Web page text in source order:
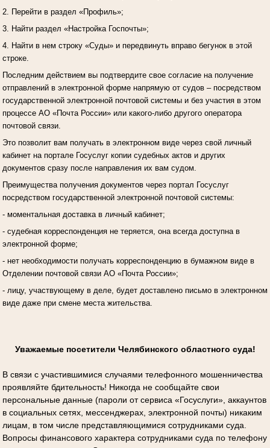
2. Перейти в раздел «Профиль»;
3. Найти раздел «Настройка Госпочты»;
4. Найти в нем строку «Суды» и передвинуть вправо бегунок в этой
строке.
Последним действием вы подтвердите свое согласие на получение
отправлений в электронной форме напрямую от судов – посредством
государственной электронной почтовой системы и без участия в этом
процессе АО «Почта России» или какого-либо другого оператора
почтовой связи.
Это позволит вам получать в электронном виде через свой личный
кабинет на портале Госуслуг копии судебных актов и других
документов сразу после направления их вам судом.
Преимущества получения документов через портал Госуслуг
посредством государственной электронной почтовой системы:
- моментальная доставка в личный кабинет;
- судебная корреспонденция не теряется, она всегда доступна в
электронной форме;
- нет необходимости получать корреспонденцию в бумажном виде в
Отделении почтовой связи АО «Почта России»;
- лицу, участвующему в деле, будет доставлено письмо в электронном
виде даже при смене места жительства.
Уважаемые посетители Челябинского областного суда!
В связи с участившимися случаями телефонного мошенничества
проявляйте бдительность! Никогда не сообщайте свои
персональные данные (пароли от сервиса «Госуслуги», аккаунтов
в социальных сетях, мессенджерах, электронной почты) никаким
лицам, в том числе представляющимися сотрудниками суда.
Вопросы финансового характера сотрудниками суда по телефону